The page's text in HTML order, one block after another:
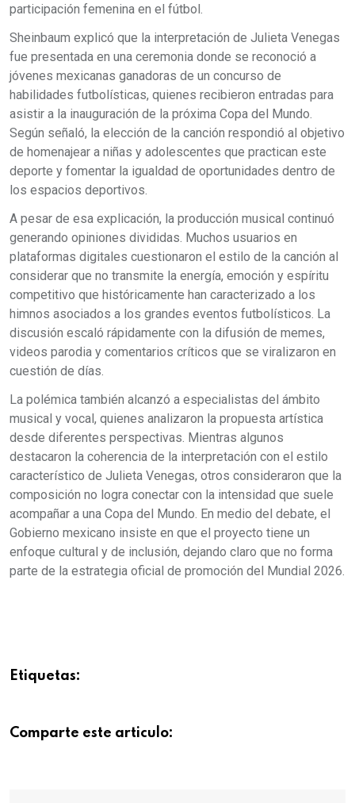
participación femenina en el fútbol.
Sheinbaum explicó que la interpretación de Julieta Venegas
fue presentada en una ceremonia donde se reconoció a
jóvenes mexicanas ganadoras de un concurso de
habilidades futbolísticas, quienes recibieron entradas para
asistir a la inauguración de la próxima Copa del Mundo.
Según señaló, la elección de la canción respondió al objetivo
de homenajear a niñas y adolescentes que practican este
deporte y fomentar la igualdad de oportunidades dentro de
los espacios deportivos.
A pesar de esa explicación, la producción musical continuó
generando opiniones divididas. Muchos usuarios en
plataformas digitales cuestionaron el estilo de la canción al
considerar que no transmite la energía, emoción y espíritu
competitivo que históricamente han caracterizado a los
himnos asociados a los grandes eventos futbolísticos. La
discusión escaló rápidamente con la difusión de memes,
videos parodia y comentarios críticos que se viralizaron en
cuestión de días.
La polémica también alcanzó a especialistas del ámbito
musical y vocal, quienes analizaron la propuesta artística
desde diferentes perspectivas. Mientras algunos
destacaron la coherencia de la interpretación con el estilo
característico de Julieta Venegas, otros consideraron que la
composición no logra conectar con la intensidad que suele
acompañar a una Copa del Mundo. En medio del debate, el
Gobierno mexicano insiste en que el proyecto tiene un
enfoque cultural y de inclusión, dejando claro que no forma
parte de la estrategia oficial de promoción del Mundial 2026.
Etiquetas:
Comparte este articulo: